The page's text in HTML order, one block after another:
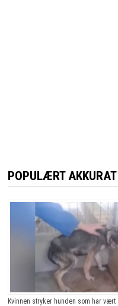
POPULÆRT
Kvinnen stryker hunden som har